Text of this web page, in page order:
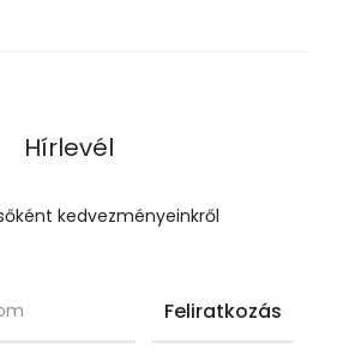
Hírlevél
kedvezményeinkről